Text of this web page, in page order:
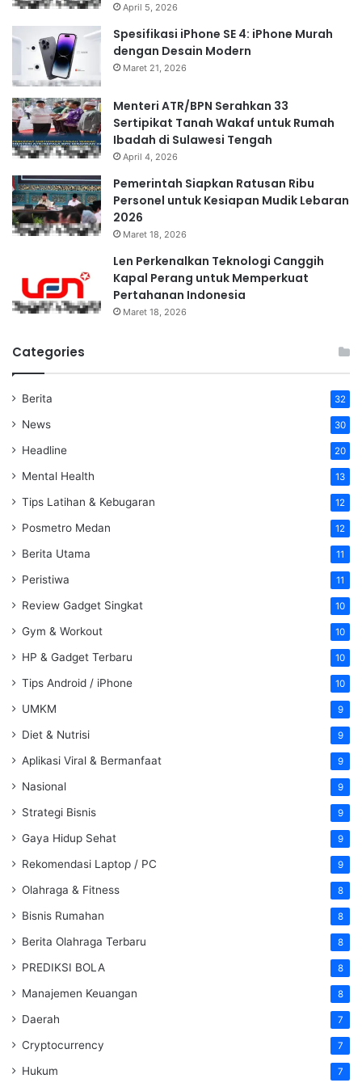
April 5, 2026
Spesifikasi iPhone SE 4: iPhone Murah
dengan Desain Modern
Maret 21, 2026
Menteri ATR/BPN Serahkan 33
Sertipikat Tanah Wakaf untuk Rumah
Ibadah di Sulawesi Tengah
April 4, 2026
Pemerintah Siapkan Ratusan Ribu
Personel untuk Kesiapan Mudik Lebaran
2026
Maret 18, 2026
Len Perkenalkan Teknologi Canggih
Kapal Perang untuk Memperkuat
Pertahanan Indonesia
Maret 18, 2026
Categories
Berita 32
News 30
Headline 20
Mental Health 13
Tips Latihan & Kebugaran 12
Posmetro Medan 12
Berita Utama 11
Peristiwa 11
Review Gadget Singkat 10
Gym & Workout 10
HP & Gadget Terbaru 10
Tips Android / iPhone 10
UMKM 9
Diet & Nutrisi 9
Aplikasi Viral & Bermanfaat 9
Nasional 9
Strategi Bisnis 9
Gaya Hidup Sehat 9
Rekomendasi Laptop / PC 9
Olahraga & Fitness 8
Bisnis Rumahan 8
Berita Olahraga Terbaru 8
PREDIKSI BOLA 8
Manajemen Keuangan 8
Daerah 7
Cryptocurrency 7
Hukum 7